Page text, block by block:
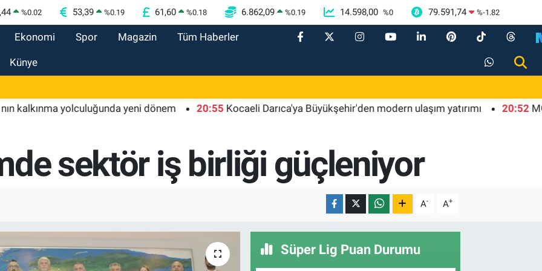
%0.02 53,39 %0.19 61,60 %0.18 6.862,09 %0.19 14.598,00 %0 79.591,74 %-1.82
Ekonomi Spor Magazin Tüm Haberler
Künye
yolculuğunda yeni dönem 20:55 Kocaeli Darıca'ya Büyükşehir'den modern ulaşım yatırımı 20:52 MGK'dan
sektör iş birliği güçleniyor
A- A+
Süper Lig Puan Durumu